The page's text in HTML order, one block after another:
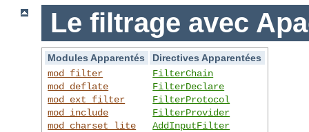
Le filtrage avec
Modules Apparentés
Directives Apparentées
mod_filter
mod_deflate
mod_ext_filter
mod_include
mod_charset_lite
FilterChain
FilterDeclare
FilterProtocol
FilterProvider
AddInputFilter